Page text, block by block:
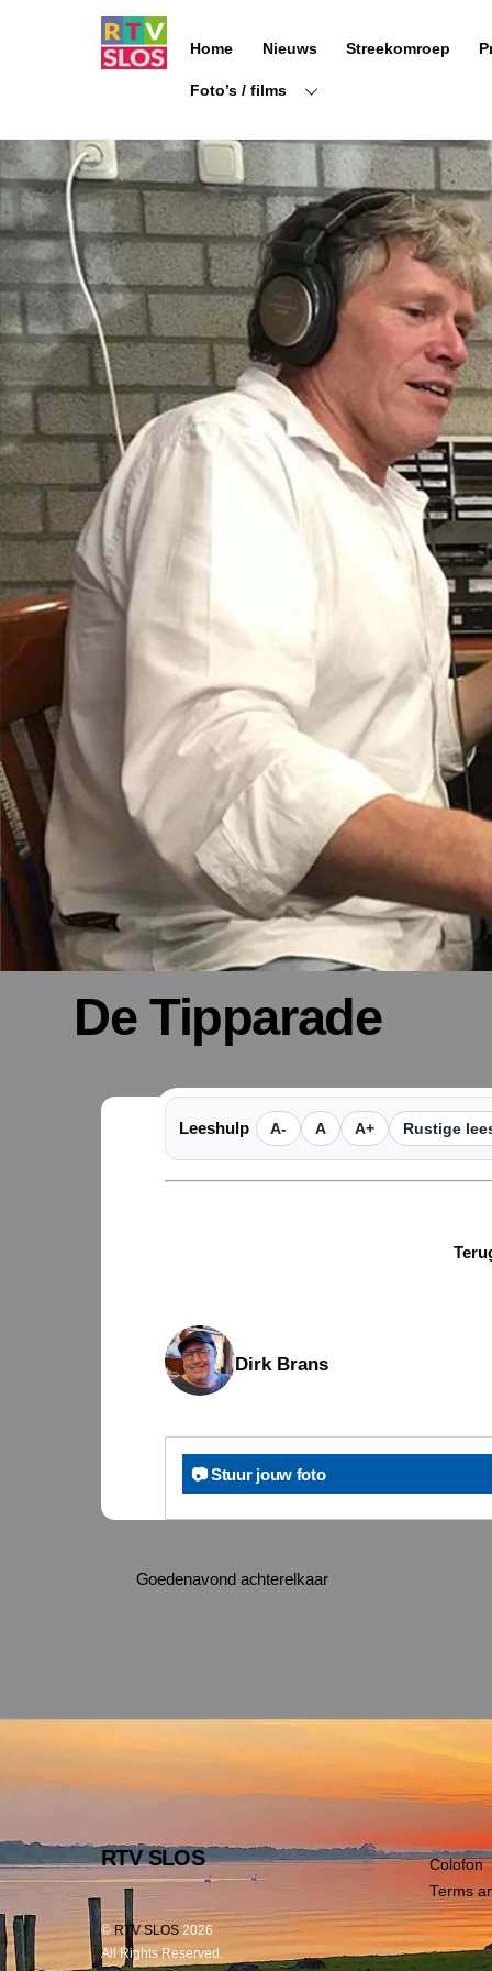
Home Nieuws Streekomroep
Foto’s / films
De Tipparade
Leeshulp A- A A+ Rustige
Dirk Brans
📷 Stuur jouw foto
Goedenavond achterelkaar
RTV SLOS
Colofon
Terms
©RTV SLOS 2026
All Rights Reserved.